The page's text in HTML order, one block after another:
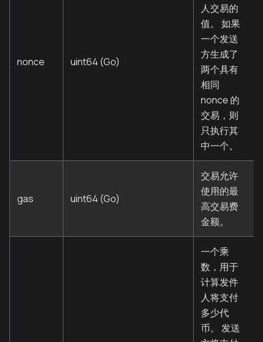
nonce uint64 (Go)
人交易的
值。 如果
一个发送
方生成了
两个具有
相同
nonce 的
交易，则
只执行其
中一个。
gas uint64 (Go)
交易允许
使用的最
高交易费
金额。
一个乘
数，用于
计算发件
人将支付
多少代
币。 发送